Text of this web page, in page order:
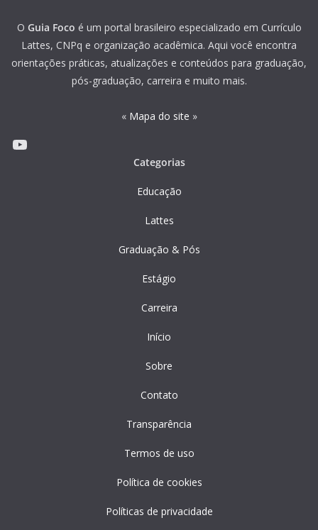
O Guia Foco é um portal brasileiro especializado em Currículo
Lattes, CNPq e organização acadêmica. Aqui você encontra
orientações práticas, atualizações e conteúdos para graduação,
pós-graduação, carreira e muito mais.
« Mapa do site »
Youtube
Categorias
Educação
Lattes
Graduação & Pós
Estágio
Carreira
Início
Sobre
Contato
Transparência
Termos de uso
Política de cookies
Políticas de privacidade